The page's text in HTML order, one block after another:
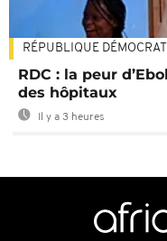
RÉPUBLIQUE
RDC : la peur
des hôpitaux
Il y a 3 heures